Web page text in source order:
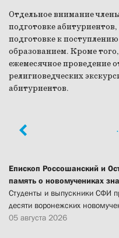
Отдельное внимание
подготовке
подготовке к
образованием. Кроме
ежемесячное проведение
религиоведческих
абитуриентов.
Епископ Россошанский и
память о новомучениках
Студенты и выпускники СФИ
десяти воронежских
05 августа 2026